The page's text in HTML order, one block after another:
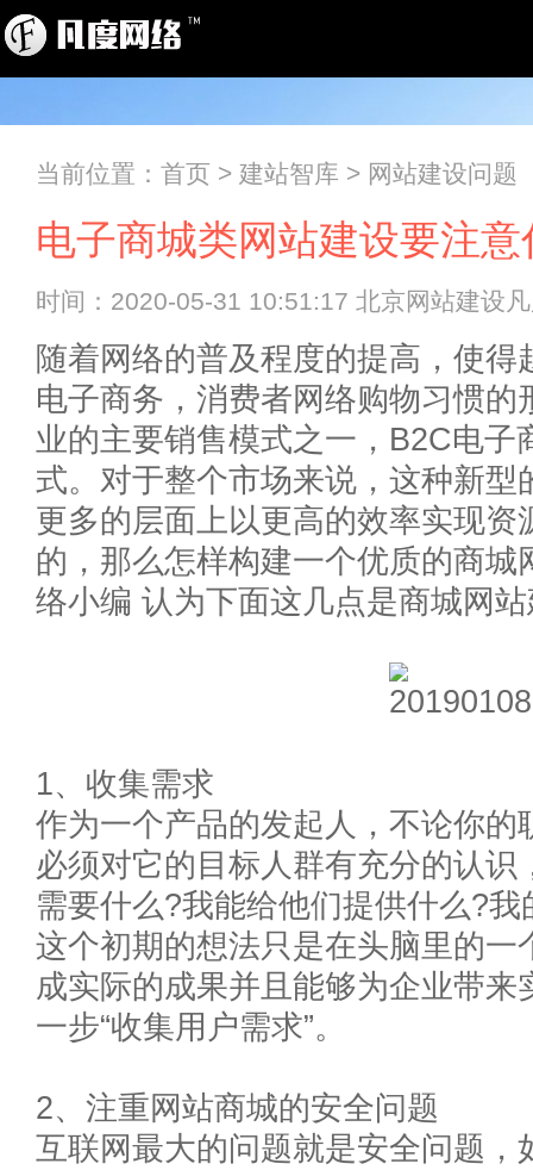
当前位置： 首页 > 建站智库 > 网站建设问题
电子商城类网站建设要注意
时间：2020-05-31 10:51:17 北京网站建设
随着网络的普及程度的提高，使
电子商务，消费者网络购物习惯
业的主要销售模式之一，B2C电
式。对于整个市场来说，这种新
更多的层面上以更高的效率实现
的，那么怎样构建一个优质的商
络小编 认为下面这几点是商城网
1、收集需求
作为一个产品的发起人，不论你
必须对它的目标人群有充分的认
需要什么?我能给他们提供什么?
这个初期的想法只是在头脑里的
成实际的成果并且能够为企业带
一步“收集用户需求”。
2、注重网站商城的安全问题
互联网最大的问题就是安全问题